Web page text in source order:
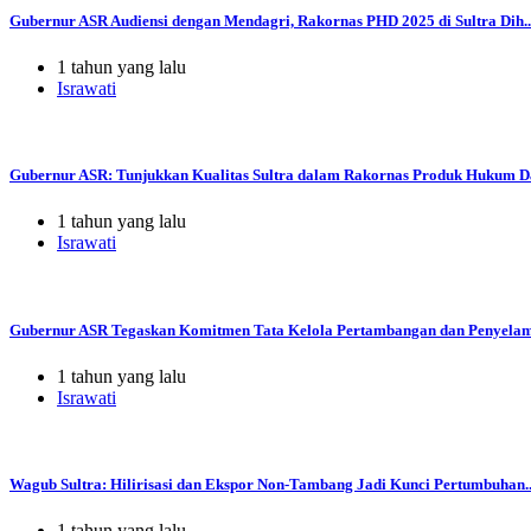
Gubernur ASR Audiensi dengan Mendagri, Rakornas PHD 2025 di Sultra
1 tahun yang lalu
Israwati
Gubernur ASR: Tunjukkan Kualitas Sultra dalam Rakornas Produk Hukum
1 tahun yang lalu
Israwati
Gubernur ASR Tegaskan Komitmen Tata Kelola Pertambangan dan
1 tahun yang lalu
Israwati
Wagub Sultra: Hilirisasi dan Ekspor Non-Tambang Jadi Kunci